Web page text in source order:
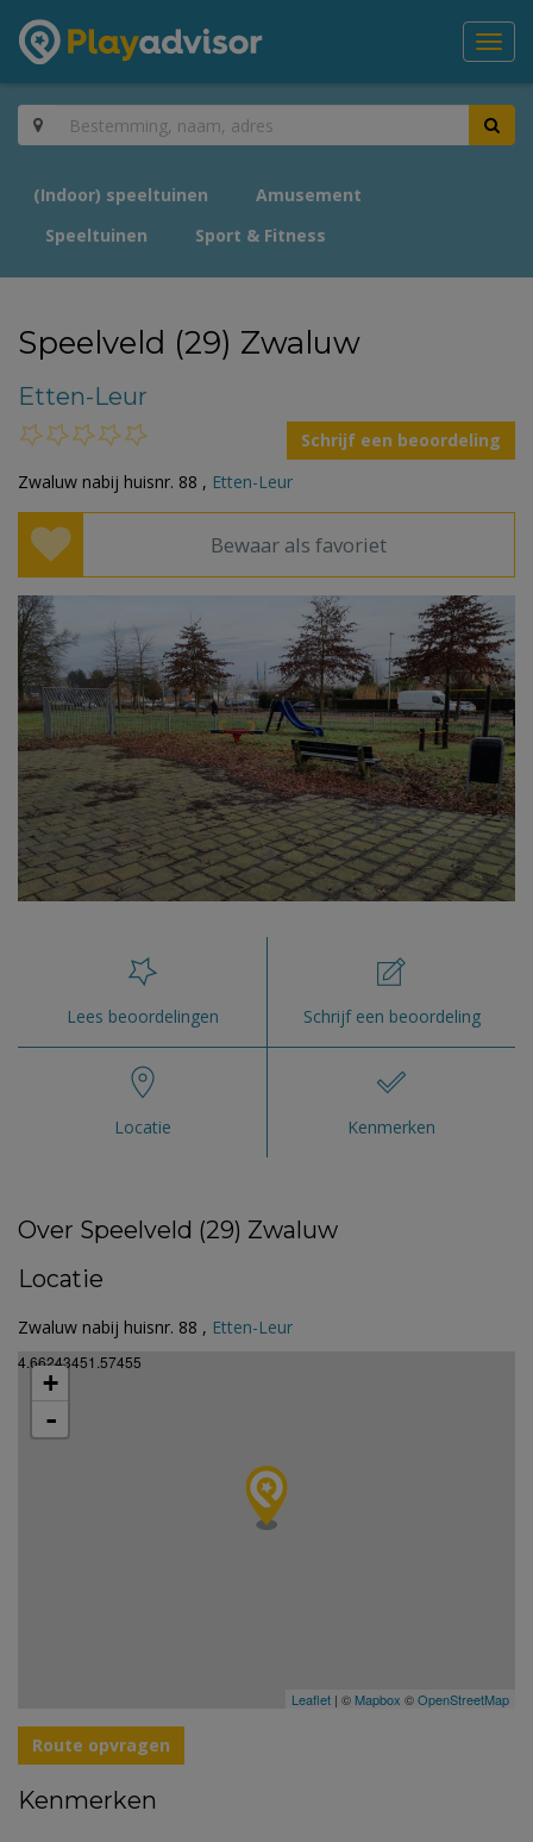
(Indoor) speeltuinen
Amusement
Speeltuinen
Sport & Fitness
Speelveld (29) Zwaluw
Etten-Leur
Schrijf een beoordeling
Zwaluw nabij huisnr. 88 , Etten-Leur
Bewaar als favoriet
Lees beoordelingen Schrijf een beoordeling
Locatie Kenmerken
Over Speelveld (29) Zwaluw
Locatie
Zwaluw nabij huisnr. 88 , Etten-Leur
4.66243451.57455
+
-
Leaflet | © Mapbox ©OpenStreetMap
Route opvragen
Kenmerken